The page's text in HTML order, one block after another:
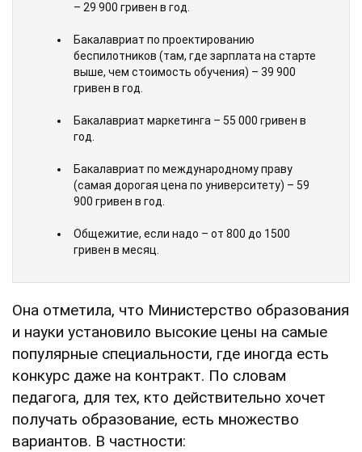
– 29 900 гривен в год.
Бакалавриат по проектированию
беспилотников (там, где зарплата на старте
выше, чем стоимость обучения) – 39 900
гривен в год.
Бакалавриат маркетинга – 55 000 гривен в
год.
Бакалавриат по международному праву
(самая дорогая цена по университету) – 59
900 гривен в год.
Общежитие, если надо – от 800 до 1500
гривен в месяц.
Она отметила, что Министерство образования
и науки установило высокие цены на самые
популярные специальности, где иногда есть
конкурс даже на контракт. По словам
педагога, для тех, кто действительно хочет
получать образование, есть множество
вариантов. В частности: